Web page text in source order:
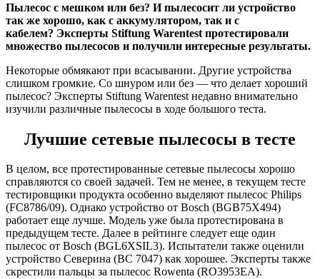
Пылесос с мешком или без? И пылесосит ли устройство
так же хорошо, как с аккумулятором, так и с
кабелем? Эксперты Stiftung Warentest протестировали
множество пылесосов и получили интересные результаты.
Некоторые обмякают при всасывании. Другие устройства
слишком громкие. Со шнуром или без — что делает хороший
пылесос? Эксперты Stiftung Warentest недавно внимательно
изучили различные пылесосы в ходе большого теста.
Лучшие сетевые пылесосы в тесте
В целом, все протестированные сетевые пылесосы хорошо
справляются со своей задачей. Тем не менее, в текущем тесте
тестировщики продукта особенно выделяют пылесос Philips
(FC8786/09). Однако устройство от Bosch (BGB75X494)
работает еще лучше. Модель уже была протестирована в
предыдущем тесте. Далее в рейтинге следует еще один
пылесос от Bosch (BGL6XSIL3). Испытатели также оценили
устройство Северина (BC 7047) как хорошее. Эксперты также
скрестили пальцы за пылесос Rowenta (RO3953EA).